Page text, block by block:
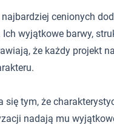
cenionych
wyjątkowe barwy,
że każdy projekt
się tym, że
nadają mu